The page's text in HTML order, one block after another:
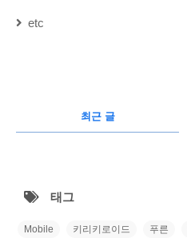
etc
최근 글
글
태그
Mobile 키리키로이드 푸른